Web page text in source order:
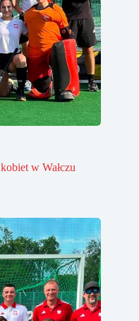
w Wałczu